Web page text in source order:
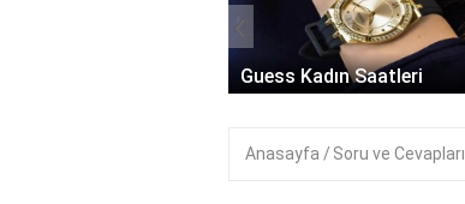
Guess Kadın Saatleri
‹
Anasayfa Soru ve Cevapları